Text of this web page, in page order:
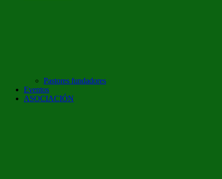
Pastores fundadores
Eventos
ASOCIACIÓN